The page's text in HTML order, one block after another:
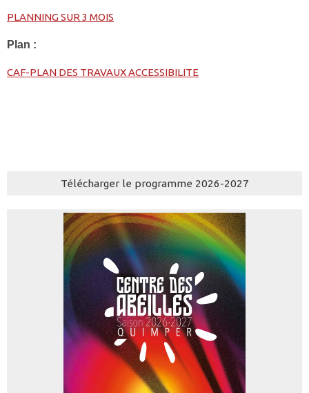
PLANNING SUR 3 MOIS
Plan :
CAF-PLAN DES TRAVAUX ACCESSIBILITE
Télécharger le programme 2026-2027